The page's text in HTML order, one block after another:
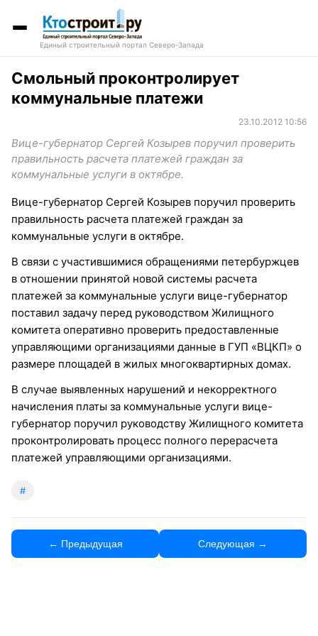
Единый строительный портал Северо-Запада
Смольный проконтролирует
коммунальные платежи
23.10.2012 10:56
Вице-губернатор Сергей Козырев поручил проверить
правильность расчета платежей граждан за
коммунальные услуги в октябре.
Вице-губернатор Сергей Козырев поручил проверить
правильность расчета платежей граждан за
коммунальные услуги в октябре.
В связи с участившимися обращениями петербуржцев
в отношении принятой новой системы расчета
платежей за коммунальные услуги вице-губернатор
поставил задачу перед руководством Жилищного
комитета оперативно проверить предоставленные
управляющими организациями данные в ГУП «ВЦКП» о
размере площадей в жилых многоквартирных домах.
В случае выявленных нарушений и некорректного
начисления платы за коммунальные услуги вице-
губернатор поручил руководству Жилищного комитета
проконтролировать процесс полного перерасчета
платежей управляющими организациями.
#
← Предыдущая Следующая →